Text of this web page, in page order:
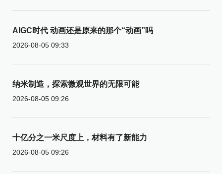
AIGC时代 动画还是原来的那个“动画”吗
2026-08-05 09:33
纳米制造，探索微观世界的无限可能
2026-08-05 09:26
十亿分之一米尺度上，材料有了新能力
2026-08-05 09:26